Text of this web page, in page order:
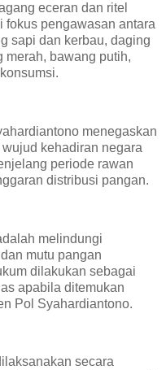
eceran dan ritel
fokus pengawasan antara
sapi dan kerbau, daging
merah, bawang putih,
menegaskan
kehadiran negara
periode rawan
distribusi pangan.
melindungi
mutu pangan
dilakukan sebagai
apabila ditemukan
Pol Syahardiantono.
secara